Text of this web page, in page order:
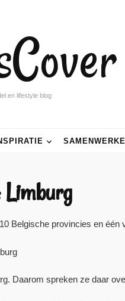
en lifestyle blog
Limburg
Belgische provincies en
Daarom spreken ze daar